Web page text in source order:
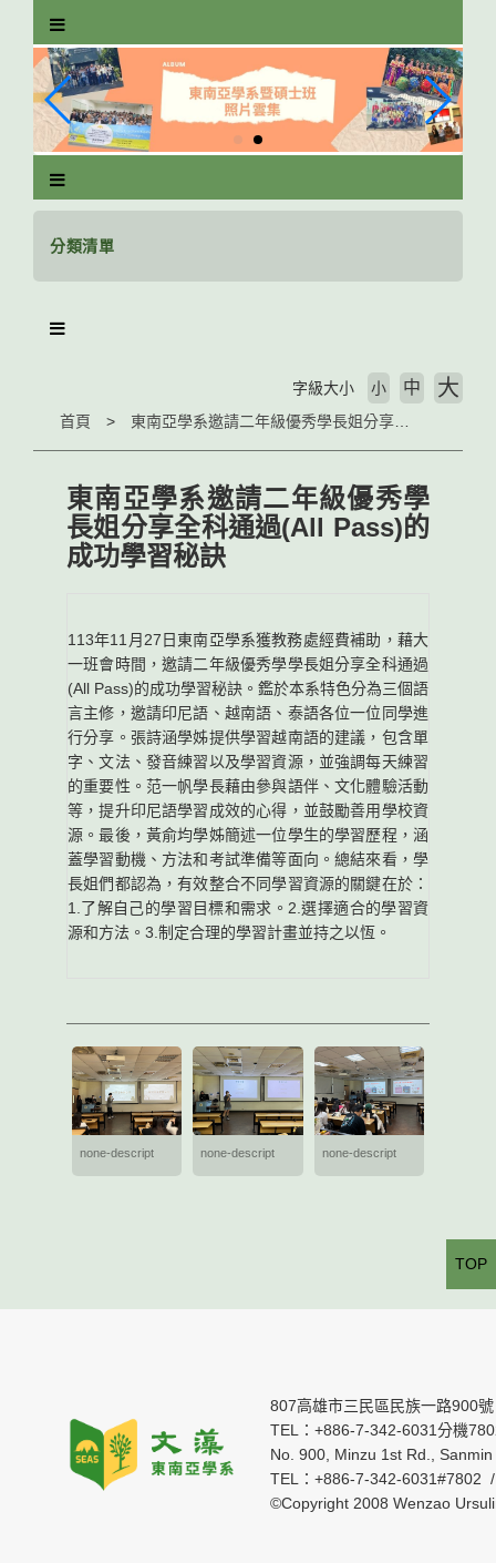
分類清單
首頁
字級大小 小 中 大
東南亞學系邀請二年級優秀學
長姐分享全科通過(All Pass)的
成功學習秘訣
113年11月27日東南亞學系獲教務處經費補助，藉大
一班會時間，邀請二年級優秀學學長姐分享全科通過
(All Pass)的成功學習秘訣。鑑於本系特色分為三個語
言主修，邀請印尼語、越南語、泰語各位一位同學進
行分享。張詩涵學姊提供學習越南語的建議，包含單
字、文法、發音練習以及學習資源，並強調每天練習
的重要性。范一帆學長藉由參與語伴、文化體驗活動
等，提升印尼語學習成效的心得，並鼓勵善用學校資
源。最後，黃俞均學姊簡述一位學生的學習歷程，涵
蓋學習動機、方法和考試準備等面向。總結來看，學
長姐們都認為，有效整合不同學習資源的關鍵在於：
1.了解自己的學習目標和需求。2.選擇適合的學習資
源和方法。3.制定合理的學習計畫並持之以恆。
none-descript none-descript none-descript
807高雄市三民區民族一路900號
TEL：+886-7-342-6031分機
No. 900, Minzu 1st Rd.,
TEL：+886-7-342-6031#7802
©Copyright 2008 Wenzao
TOP